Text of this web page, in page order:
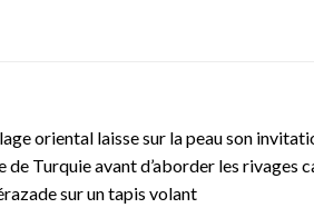
oriental laisse sur la peau son
Turquie avant d’aborder les rivages
sur un tapis volant